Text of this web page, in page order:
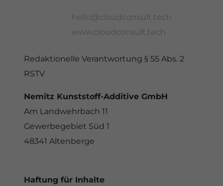
hello@cloudconsult.tech
www.cloudconsult.tech
Redaktionelle Verantwortung § 55 Abs. 2
RSTV
Nemitz Kunststoff-Additive GmbH
Am Landwehrbach 11
Gewerbegebiet Süd 1
48341 Altenberge
Haftung für Inhalte